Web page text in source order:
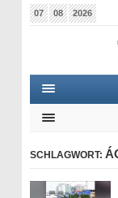
07 08 2026
SCHLAGWORT: